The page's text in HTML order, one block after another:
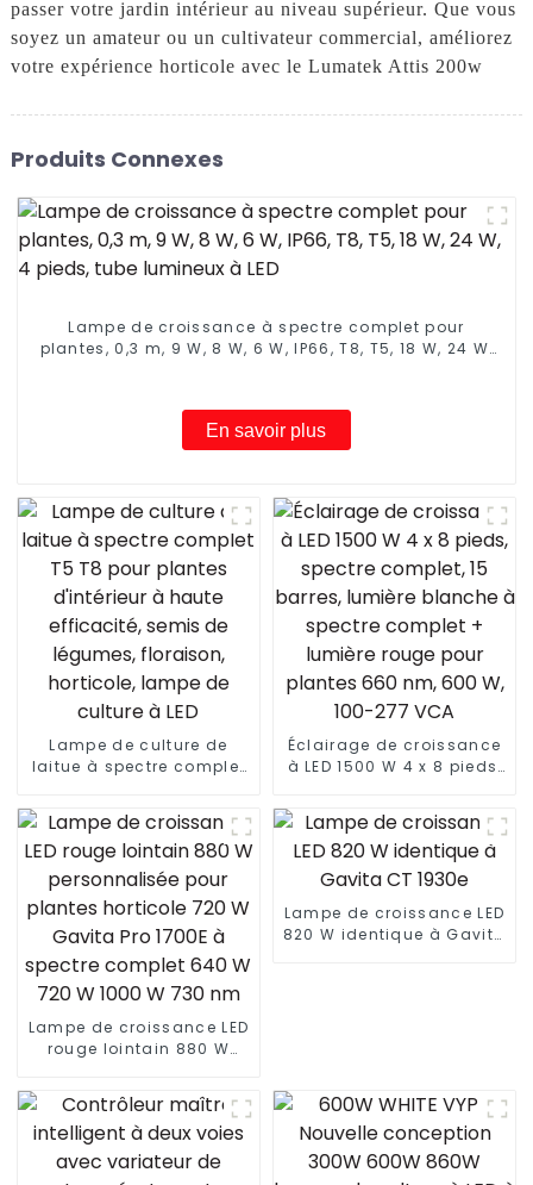
passer votre jardin intérieur au niveau supérieur. Que vous
soyez un amateur ou un cultivateur commercial, améliorez
votre expérience horticole avec le Lumatek Attis 200w
Produits Connexes
Lampe de croissance à spectre complet pour
plantes, 0,3 m, 9 W, 8 W, 6 W, IP66, T8, T5, 18 W, 24 W,
En savoir plus
Lampe de culture de
laitue à spectre complet
efficacité, semis de
légumes, floraison,
horticole, lampe de
culture à LED
Éclairage de croissance
à LED 1500 W 4 x 8 pieds,
barres, lumière blanche à
spectre complet +
lumière rouge pour
plantes 660 nm, 600 W,
Lampe de croissance LED
rouge lointain 880 W
plantes horticole 720 W
Gavita Pro 1700E à
spectre complet 640 W
720 W 1000 W 730 nm
Lampe de croissance LED
820 W identique à Gavita